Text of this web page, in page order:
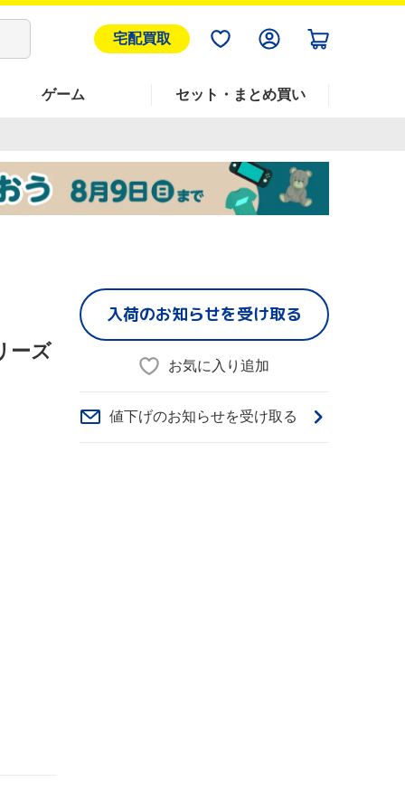
宅配買取
ゲーム セット・まとめ買い
ーズ
入荷のお知らせを受け取る
お気に入り追加
値下げのお知らせを受け取る